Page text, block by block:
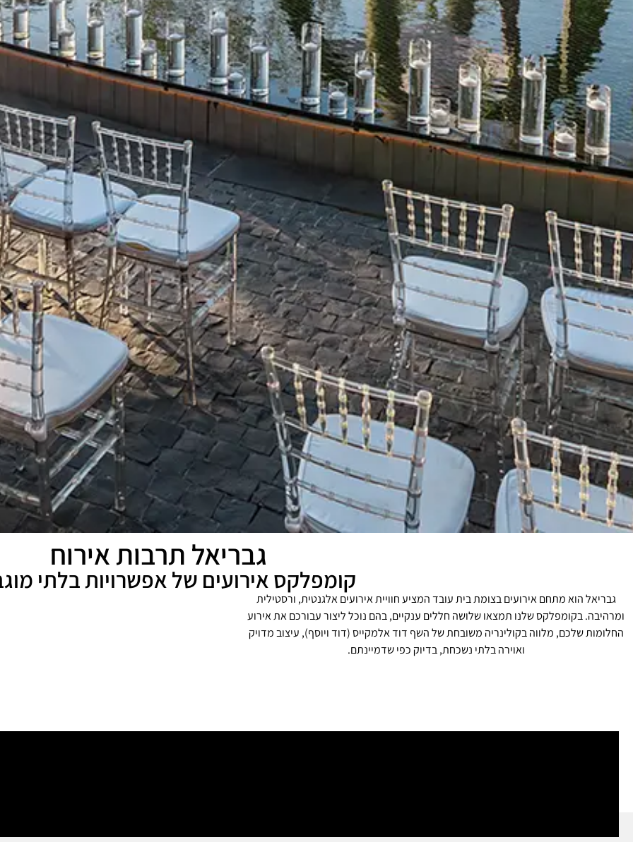
גבריאל תרבות אירוח
קומפלקס אירועים של אפשרויות בלתי
גבריאל הוא מתחם אירועים בצומת בית עובד המציע חוויית אירועים אלגנטית, ורסטילית
ומרהיבה. בקומפלקס שלנו תמצאו שלושה חללים ענקיים, בהם נוכל ליצור עבורכם את אירוע
החלומות שלכם, מלווה בקולינריה משובחת של השף דוד אלמקייס (דוד ויוסף), עיצוב מדויק
ואוירה בלתי נשכחת, בדיוק כפי שדמיינתם.